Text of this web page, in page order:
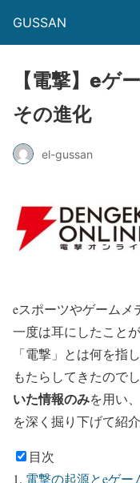
GUSSAN
【電撃】eゲ
その進化
el-gussan
eスポーツやゲームメ
一度は耳にしたこと
「電撃」とは何を指
もたらしてきたので
いた情報のみを用い、
を深く掘り下げて紹介
目次
電撃の起源とeゲー